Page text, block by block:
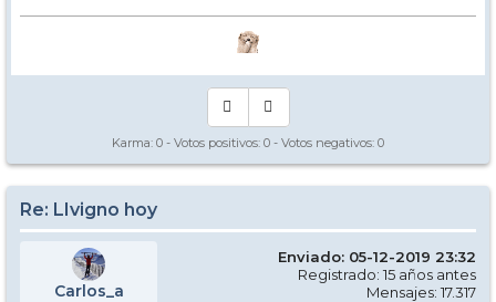
Karma: 0 - Votos positivos: 0 - Votos negativos: 0
Re: LIvigno hoy
Carlos_a
Enviado: 05-12-2019 23:32
Registrado: 15 años antes
Mensajes: 17.317